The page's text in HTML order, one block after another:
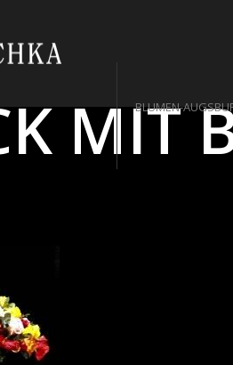
BLUMEN-
MIT